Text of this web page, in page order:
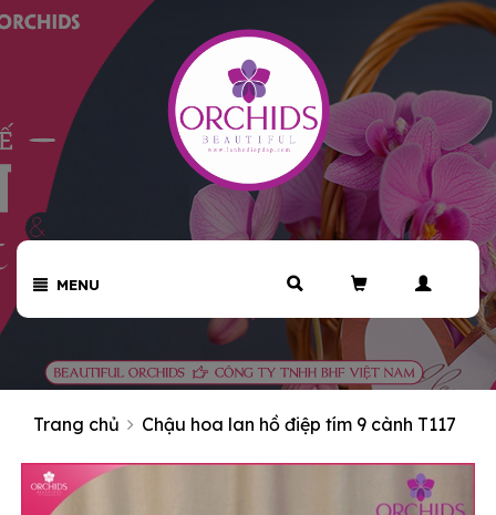
MENU
Trang chủ Chậu hoa lan hồ điệp tím 9 cành T117